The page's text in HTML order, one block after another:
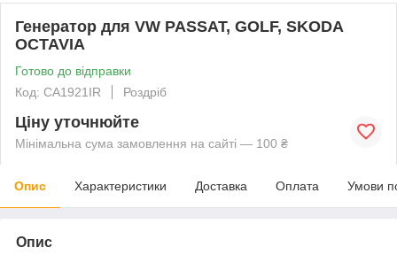
Генератор для VW PASSAT, GOLF, SKODA
OCTAVIA
Готово до відправки
Код: CA1921IR
Роздріб
Ціну уточнюйте
Мінімальна сума замовлення на сайті — 100 ₴
Опис Характеристики Доставка Оплата Умови
Опис